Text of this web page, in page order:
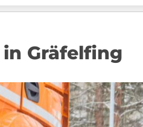
Gräfelfing